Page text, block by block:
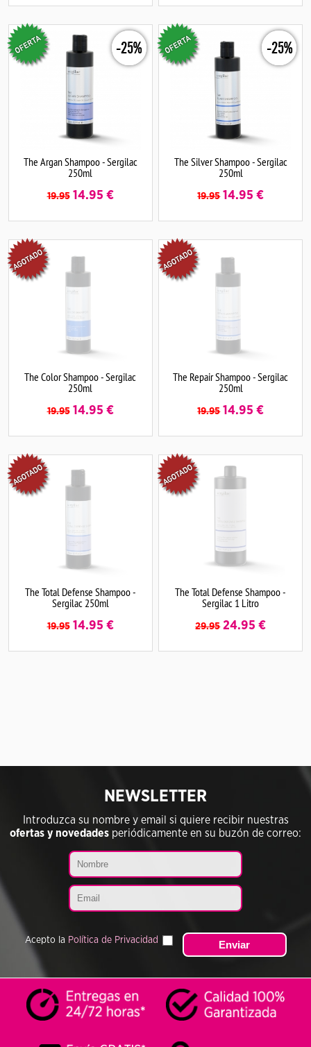
-25%
The Argan Shampoo - Sergilac
250ml
19.95 14.95 €
-25%
The Silver Shampoo - Sergilac
250ml
19.95 14.95 €
The Color Shampoo - Sergilac
250ml
19.95 14.95 €
The Repair Shampoo - Sergilac
250ml
19.95 14.95 €
The Total Defense Shampoo -
Sergilac 250ml
19.95 14.95 €
The Total Defense Shampoo -
Sergilac 1 Litro
29.95 24.95 €
NEWSLETTER
Introduzca su nombre y email si quiere recibir nuestras
ofertas y novedades periódicamente en su buzón de correo:
Acepto la Política de Privacidad